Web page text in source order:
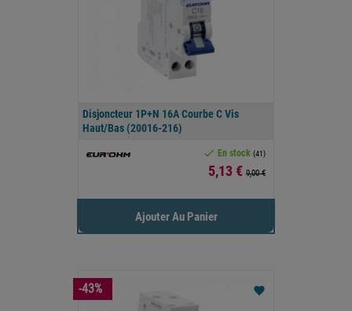
Disjoncteur 1P+N 16A Courbe C Vis
Haut/bas (20016-216)
 En stock (41)
Prix
5,13 € 9,00 €
Ajouter Au Panier
favorite
-43%